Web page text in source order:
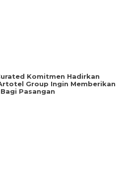
Komitmen Hadirkan
Group Ingin Memberikan
Pasangan